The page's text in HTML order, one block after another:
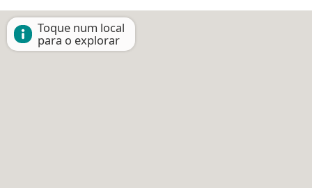
Toque num local
para o explorar